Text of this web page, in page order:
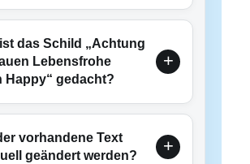
das Schild „Achtung
Lebensfrohe
Happy“ gedacht?
vorhandene Text
geändert werden?